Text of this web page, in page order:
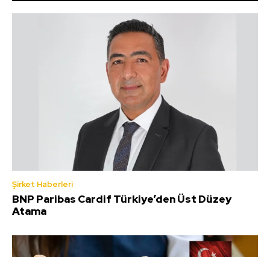
Şirket Haberleri
BNP Paribas Cardif Türkiye’den Üst Düzey
Atama